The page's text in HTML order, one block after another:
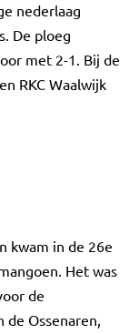
nederlaag
De ploeg
met 2-1. Bij de
RKC Waalwijk
kwam in de 26e
Het was
de
Ossenaren,